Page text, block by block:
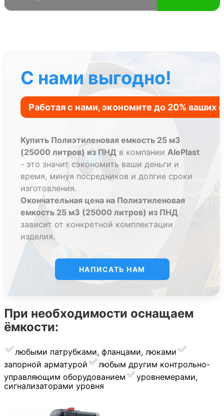
С нами выгодно!
Купить Полиэтиленовая емкость 25 м3
(25000 литров) из ПНД в компании AlePlast
- это значит сэкономить ваши деньги и
время, минуя посредников и долгие сроки
изготовления.
Окончательная цена на Полиэтиленовая
емкость 25 м3 (25000 литров) из ПНД
зависит от конкретной комплектации
изделия.
НАПИСАТЬ НАМ
При необходимости оснащаем
ёмкости:
любыми патрубками, фланцами, люками
запорной арматурой
︎любым другим контрольно-
управляющим оборудованием
уровнемерами,
сигнализаторами уровня